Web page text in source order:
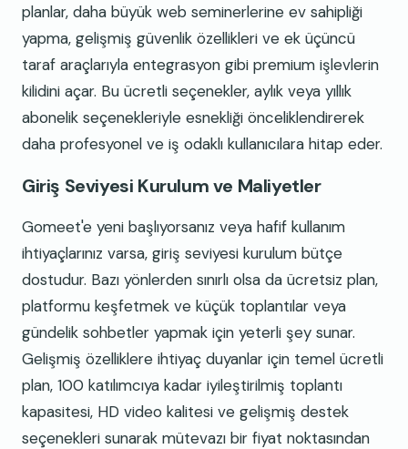
planlar, daha büyük web seminerlerine ev sahipliği
yapma, gelişmiş güvenlik özellikleri ve ek üçüncü
taraf araçlarıyla entegrasyon gibi premium işlevlerin
kilidini açar. Bu ücretli seçenekler, aylık veya yıllık
abonelik seçenekleriyle esnekliği önceliklendirerek
daha profesyonel ve iş odaklı kullanıcılara hitap eder.
Giriş Seviyesi Kurulum ve Maliyetler
Gomeet'e yeni başlıyorsanız veya hafif kullanım
ihtiyaçlarınız varsa, giriş seviyesi kurulum bütçe
dostudur. Bazı yönlerden sınırlı olsa da ücretsiz plan,
platformu keşfetmek ve küçük toplantılar veya
gündelik sohbetler yapmak için yeterli şey sunar.
Gelişmiş özelliklere ihtiyaç duyanlar için temel ücretli
plan, 100 katılımcıya kadar iyileştirilmiş toplantı
kapasitesi, HD video kalitesi ve gelişmiş destek
seçenekleri sunarak mütevazı bir fiyat noktasından